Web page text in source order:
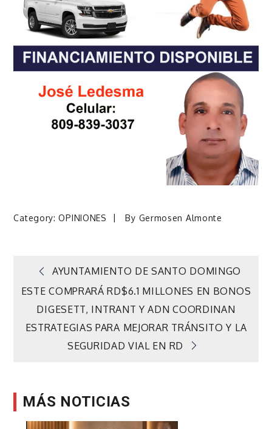
Category:OPINIONES By Germosen Almonte
Navegación
de
entradas
AYUNTAMIENTO DE SANTO DOMINGO
ESTE COMPRARÁ RD$6.1 MILLONES EN BONOS
DIGESETT, INTRANT Y ADN COORDINAN
ESTRATEGIAS PARA MEJORAR TRÁNSITO Y LA
SEGURIDAD VIAL EN RD
MÁS NOTICIAS